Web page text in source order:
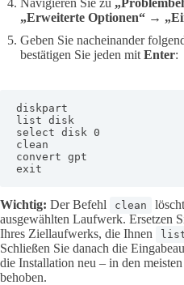
„Erweiterte Optionen“ →
Geben Sie nacheinander
bestätigen Sie jeden mit Enter:
diskpart
list disk
select disk 0
clean
convert gpt
exit
Wichtig: Der Befehl clean löscht
ausgewählten Laufwerk. Ersetzen
Ihres Ziellaufwerks, die Ihnen
Schließen Sie danach die
die Installation neu – in den
behoben.